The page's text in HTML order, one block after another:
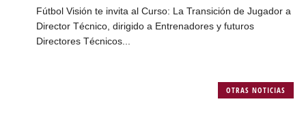
Fútbol Visión te invita al Curso: La Transición de Jugador a
Director Técnico, dirigido a Entrenadores y futuros
Directores Técnicos...
OTRAS NOTICIAS